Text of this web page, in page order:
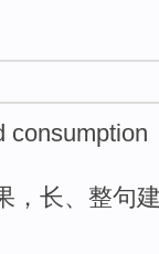
consumption
，长、整句